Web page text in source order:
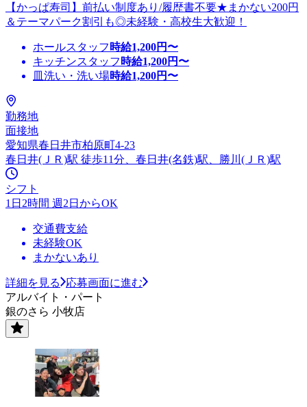
【かっぱ寿司】前払い制度あり/履歴書不要★まかない200円
＆テーマパーク割引も◎未経験・高校生大歓迎！
ホールスタッフ 時給1,200円〜
キッチンスタッフ 時給1,200円〜
皿洗い・洗い場時給1,200円〜
勤務地
面接地
愛知県春日井市柏原町4-23
春日井(ＪＲ)駅 徒歩11分、春日井(名鉄)駅、勝川(ＪＲ)駅
シフト
1日2時間 週2日からOK
交通費支給
未経験OK
まかないあり
詳細を見る
応募画面に進む
アルバイト・パート
銀のさら 小牧店